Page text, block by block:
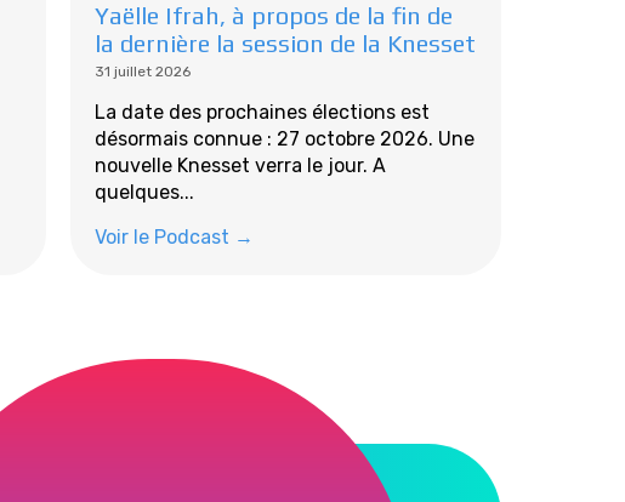
Yaëlle Ifrah, à propos de la fin de
la dernière la session de la Knesset
31 juillet 2026
La date des prochaines élections est
désormais connue : 27 octobre 2026. Une
nouvelle Knesset verra le jour. A
quelques...
Voir le Podcast →